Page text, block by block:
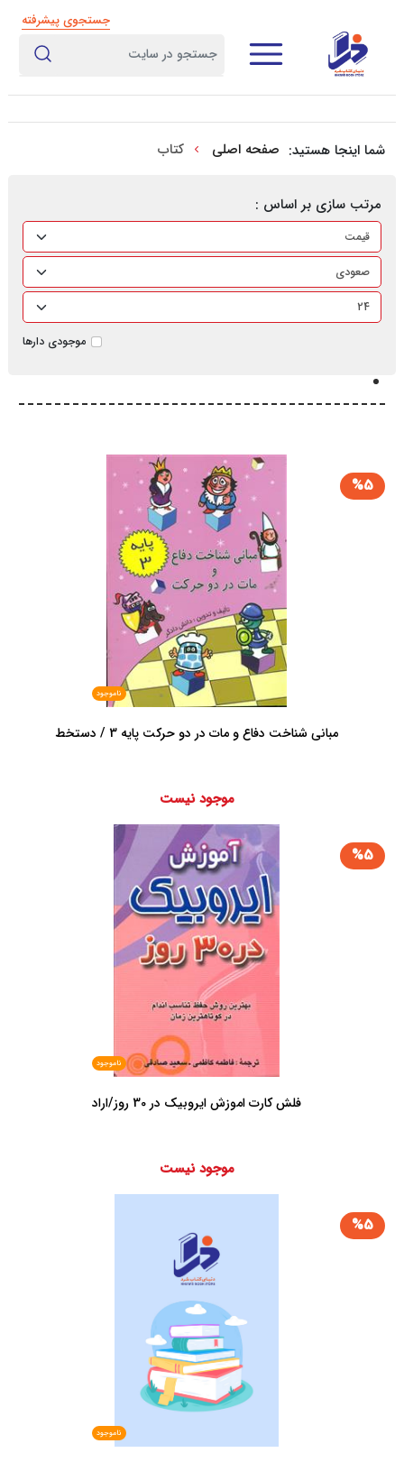
جستجوی پیشرفته
شما اینجا هستید: صفحه اصلی کتاب
مرتب سازی بر اساس :
موجودی دارها
%5
ناموجود
مبانی شناخت دفاع و مات در دو حرکت پایه 3 / دستخط
موجود نیست
%5
ناموجود
فلش کارت اموزش ایروبیک در 30 روز/اراد
موجود نیست
%5
ناموجود